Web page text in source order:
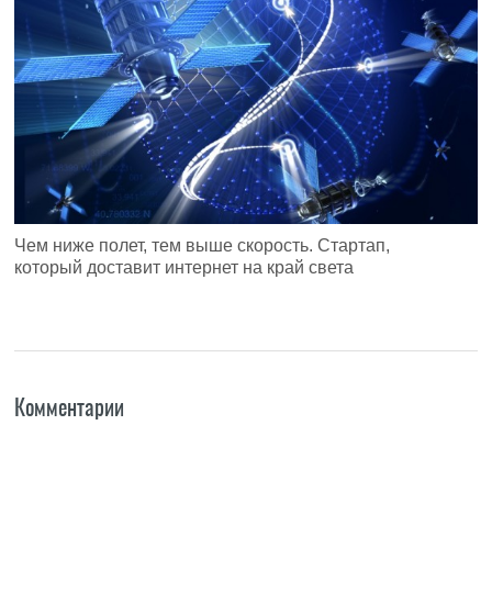
Чем ниже полет, тем выше скорость. Стартап,
который доставит интернет на край света
Комментарии